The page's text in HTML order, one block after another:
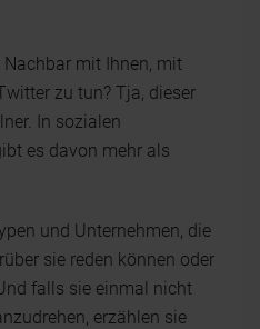
mit Ihnen, mit
zu tun? Tja, dieser
In sozialen
es davon mehr als
und Unternehmen, die
sie reden können oder
falls sie einmal nicht
erzählen sie